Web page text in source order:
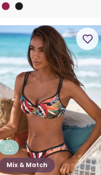
Mix & Match